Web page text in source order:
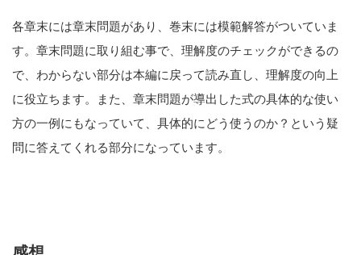
各章末には章末問題があり、巻末には模範解答がついていま
す。章末問題に取り組む事で、理解度のチェックができるの
で、わからない部分は本編に戻って読み直し、理解度の向上
に役立ちます。また、章末問題が導出した式の具体的な使い
方の一例にもなっていて、具体的にどう使うのか？という疑
問に答えてくれる部分になっています。